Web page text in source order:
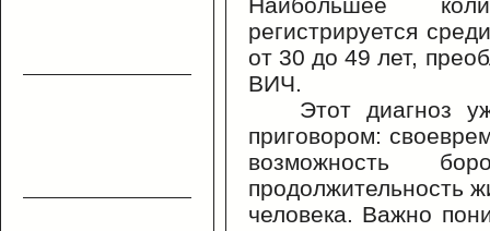
Наибольшее
регистрируется
от 30 до 49 лет,
ВИЧ.
Этот диагноз
приговором:
возможность
продолжительность
человека. Важно